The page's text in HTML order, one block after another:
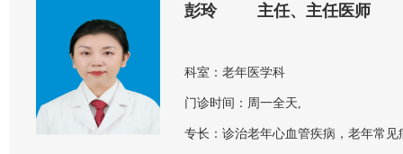
彭玲 主任、主任医师
科室： 老年医学科
门诊时间： 周一全天,
专长：